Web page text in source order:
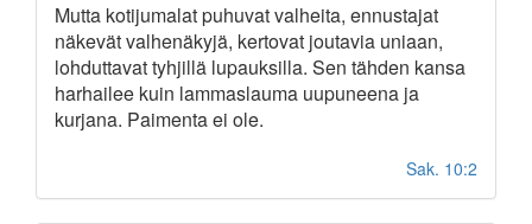
Mutta kotijumalat puhuvat valheita, ennustajat
näkevät valhenäkyjä, kertovat joutavia uniaan,
lohduttavat tyhjillä lupauksilla. Sen tähden kansa
harhailee kuin lammaslauma uupuneena ja
kurjana. Paimenta ei ole.
Sak. 10:2